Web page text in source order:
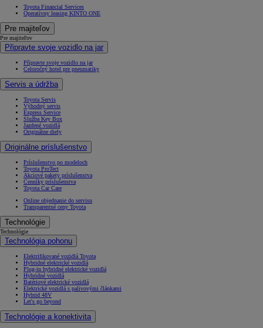
Toyota Financial Services
Operatívny leasing KINTO ONE
Pre majiteľov
Pre majiteľov
Připravte svoje vozidlo na jar
Připravte svoje vozidlo na jar
Celoročný hotel pre pneumatiky
Servis a údržba
Toyota Servis
Výhodný servis
Express Service
Služba Key Box
Jazdené vozidlá
Originálne diely
Originálne príslušenstvo
Príslušenstvo po modeloch
Toyota ProTect
Akciové pakety príslušenstva
Cenníky príslušenstva
Toyota Car Care
Online objednanie do servisu
Transparentné ceny Toyota
Technológie
Technológie
Technológia pohonu
Elektrifikované vozidlá Toyota
Hybridné elektrické vozidlá
Plug-in hybridné elektrické vozidlá
Hybridné vozidlá
Batériové elektrické vozidlá
Elektrické vozidlá s palivovými článkami
Hybrid 48V
Let's go beyond
Technológie a konektivita